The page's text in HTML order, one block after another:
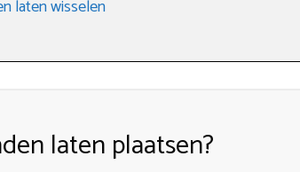
laten wisselen
laten plaatsen?